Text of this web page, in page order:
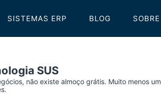
SISTEMAS ERP BLOG SOBRE
SUS
não existe almoço grátis. Muito menos um